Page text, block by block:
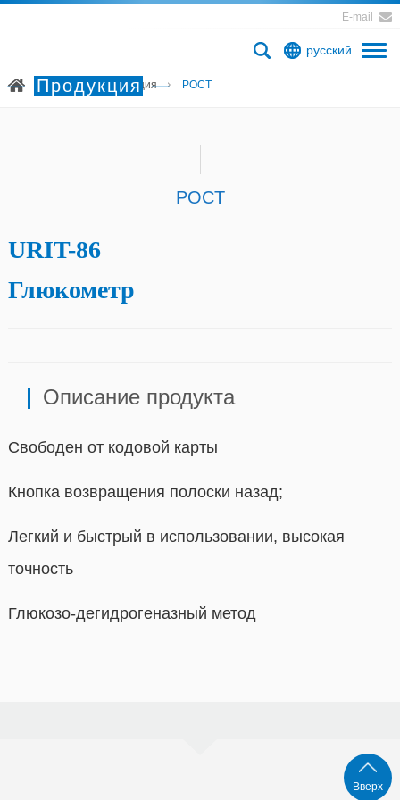
E-mail
русский
Продукция
Главная Продукция POCT
POCT
URIT-86
Глюкометр
Описание продукта
Свободен от кодовой карты
Кнопка возвращения полоски назад;
Легкий и быстрый в использовании, высокая
точность
Глюкозо-дегидрогеназный метод
Вверх